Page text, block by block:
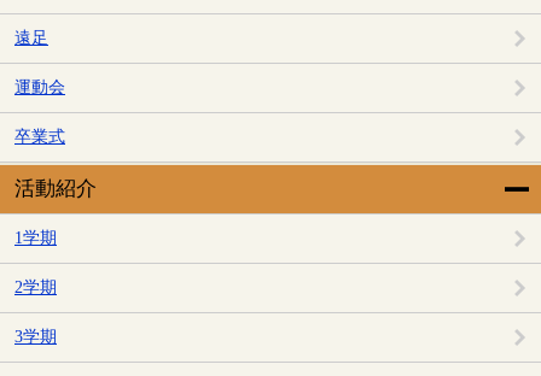
遠足
運動会
卒業式
活動紹介
1学期
2学期
3学期